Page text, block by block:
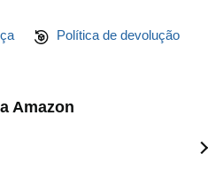
Política de devolução
Amazon